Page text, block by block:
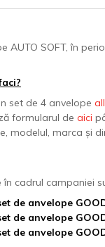
AUTO SOFT, în
set de 4 anvelope
formularul de aici
modelul, marca și
în cadrul campaniei
de anvelope
de anvelope
de anvelope